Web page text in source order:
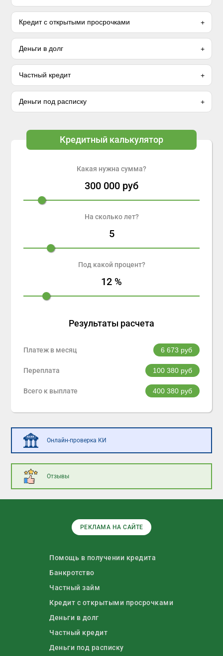
Кредит с открытыми просрочками
Деньги в долг
Частный кредит
Деньги под расписку
Кредитный калькулятор
Какая нужна сумма?
300 000 руб
На сколько лет?
5
Под какой процент?
12 %
Результаты расчета
Платеж в месяц 6 673 руб
Переплата 100 380руб
Всего к выплате 400 380руб
Онлайн-проверка КИ
Отзывы
РЕКЛАМА НА САЙТЕ
Помощь в получении кредита
Банкротство
Частный займ
Кредит с открытыми просрочками
Деньги в долг
Частный кредит
Деньги под расписку